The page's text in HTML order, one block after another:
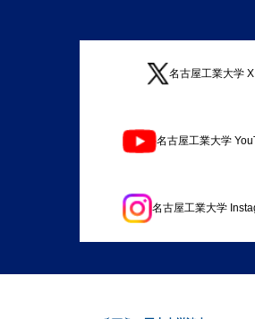
名古屋工業大学 X
名古屋工業大学
名古屋工業大学